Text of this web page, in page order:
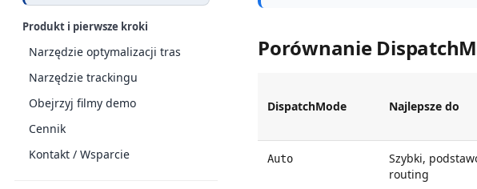
Produkt i pierwsze kroki
Narzędzie optymalizacji tras
Narzędzie trackingu
Obejrzyj filmy demo
Cennik
Kontakt / Wsparcie
Porównanie
DispatchMode Najlepsze do
Auto
Szybki,
routing